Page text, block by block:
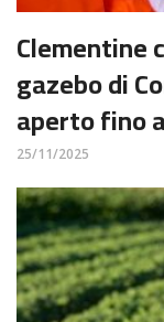
Clementine
gazebo di
aperto fino
25/11/2025